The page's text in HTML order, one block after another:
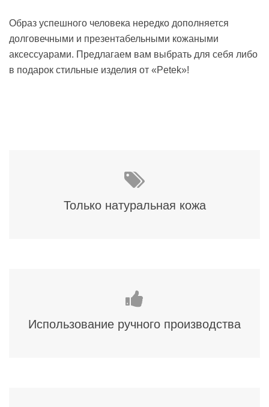
Образ успешного человека нередко дополняется
долговечными и презентабельными кожаными
аксессуарами. Предлагаем вам выбрать для себя либо
в подарок стильные изделия от «Petek»!
Только натуральная кожа
Использование ручного производства